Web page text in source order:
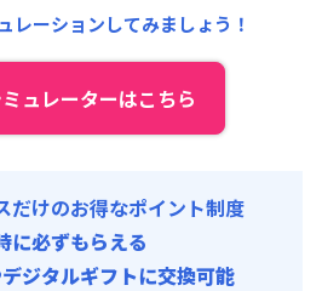
円/日)
(税抜)
レーションしてみましょう！
ュレーターはこちら
だけのお得なポイント制度
に必ずもらえる
デジタルギフトに交換可能